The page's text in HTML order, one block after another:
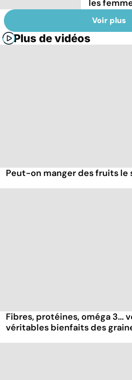
les
Voir plus
Plus de vidéos
Peut-on manger des fruits le
Fibres, protéines, oméga 3...
véritables bienfaits des